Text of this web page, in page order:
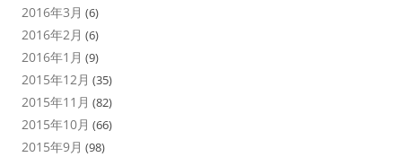
2016年3月 (6)
2016年2月 (6)
2016年1月 (9)
2015年12月 (35)
2015年11月 (82)
2015年10月 (66)
2015年9月 (98)